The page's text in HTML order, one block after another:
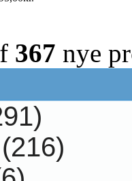
367 nye
(216)